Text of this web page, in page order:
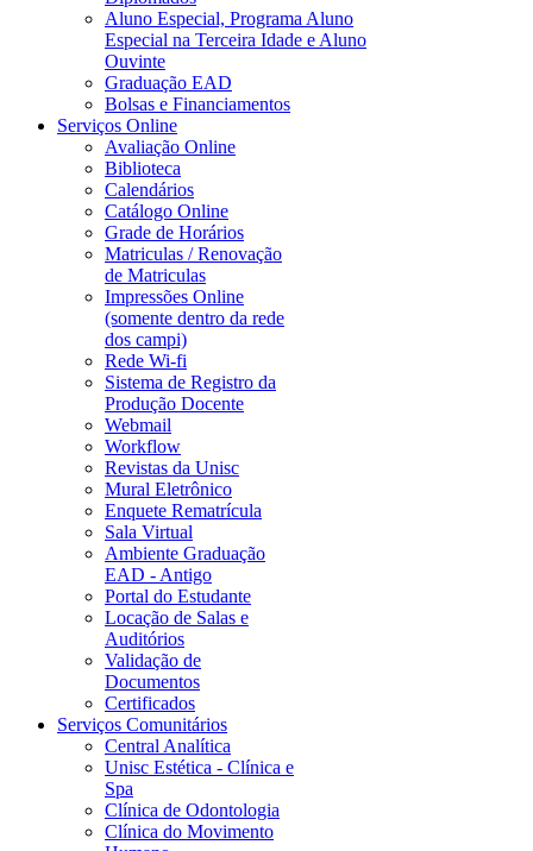
Aluno Especial, Programa Aluno
Especial na Terceira Idade e Aluno
Ouvinte
Graduação EAD
Bolsas e Financiamentos
Serviços Online
Avaliação Online
Biblioteca
Calendários
Catálogo Online
Grade de Horários
Matriculas / Renovação
de Matriculas
Impressões Online
(somente dentro da rede
dos campi)
Rede Wi-fi
Sistema de Registro da
Produção Docente
Webmail
Workflow
Revistas da Unisc
Mural Eletrônico
Enquete Rematrícula
Sala Virtual
Ambiente Graduação
EAD - Antigo
Portal do Estudante
Locação de Salas e
Auditórios
Validação de
Documentos
Certificados
Serviços Comunitários
Central Analítica
Unisc Estética - Clínica e
Spa
Clínica de Odontologia
Clínica do Movimento